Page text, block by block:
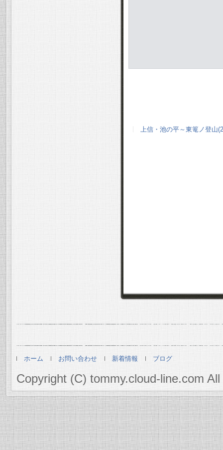
上信・池の平～東篭ノ登
ホーム お問い合わせ 新着情報 ブログ
Copyright (C) tommy.cloud-line.com